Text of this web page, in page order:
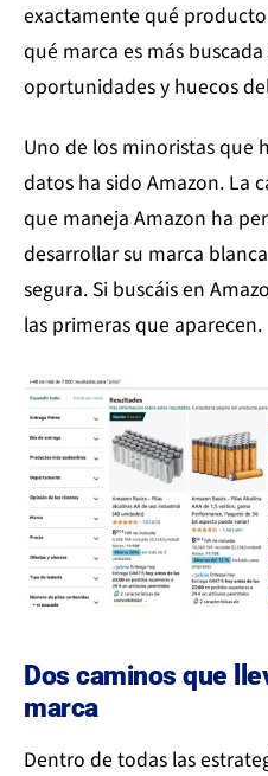
exactamente qué
qué marca es más
oportunidades y huecos
Uno de los minoristas que
datos ha sido Amazon. La
que maneja Amazon ha
desarrollar su marca
segura. Si buscáis en
las primeras que aparecen.
Dos caminos que
marca
Dentro de todas las